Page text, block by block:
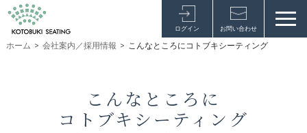
ログイン お問い合わせ
ホーム > 会社案内／採用情報 > こんなところにコトブキシーティング
こんなところに
コトブキシーティング